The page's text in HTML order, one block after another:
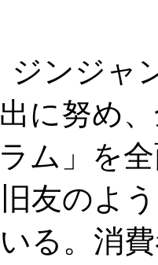
ジンジャ
に努め
ラム」を
友のよ
る。消